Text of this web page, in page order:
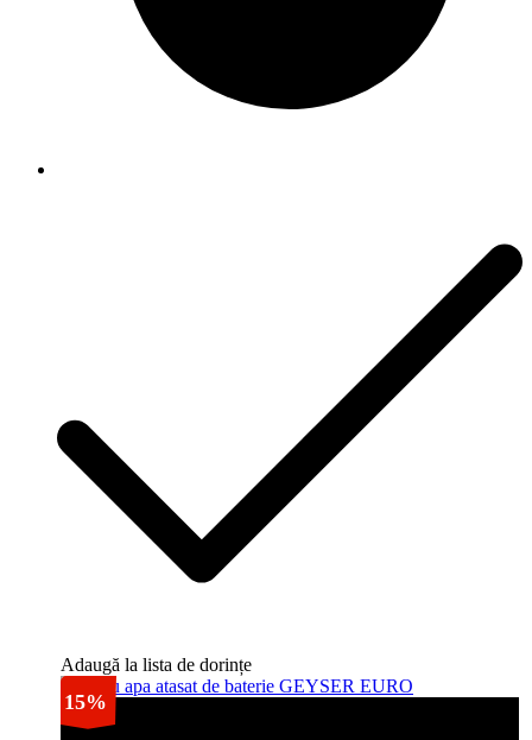
Adaugă la lista de dorințe
15%